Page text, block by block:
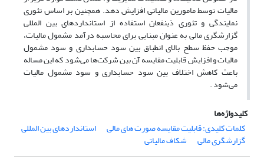
مالیات توسط مامورین مالیاتی افزایش دهد. همچنین بر اساس تئوری
نمایندگی و تئوری ذینفعان استفاده از استانداردهای بین المللی
گزارشگری مالی به عنوان مبنایی برای محاسبه درآمد مشمول مالیات،
موجب حفظ سطح بالای انطباق بین سود حسابداری و سود مشمول
مالیات و افزایش قابلیت مقایسه آن بین شرکت‌ها می‌شود که این مساله
باعث کاهش اختلاف بین سود حسابداری و سود مشمول مالیات
می‌شود .
کلیدواژه‌ها
کلمات کلیدی: قابلیت مقایسه صورت های مالی
استانداردهای بین المللی
گزارشگری مالی شکاف مالیاتی